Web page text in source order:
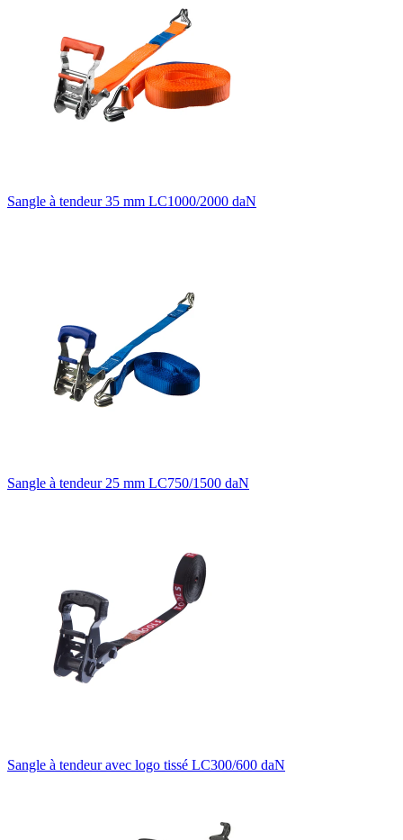
Sangle à tendeur 35 mm LC1000/2000 daN
Sangle à tendeur 25 mm LC750/1500 daN
Sangle à tendeur avec logo tissé LC300/600 daN